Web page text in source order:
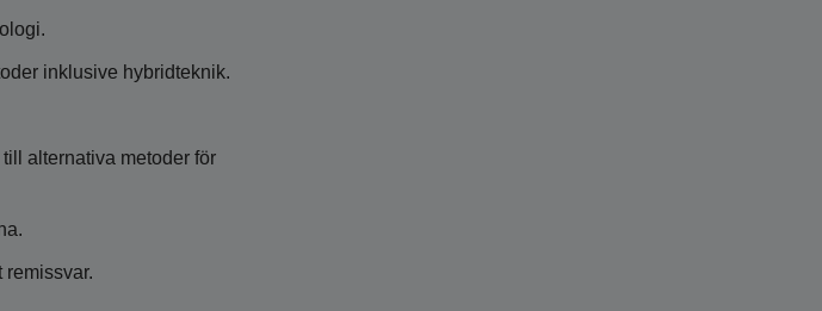
inklusive hybridteknik.
alternativa metoder för